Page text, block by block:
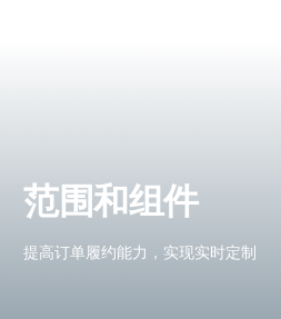
范围和组件
提高订单履约能力，实现实时定制